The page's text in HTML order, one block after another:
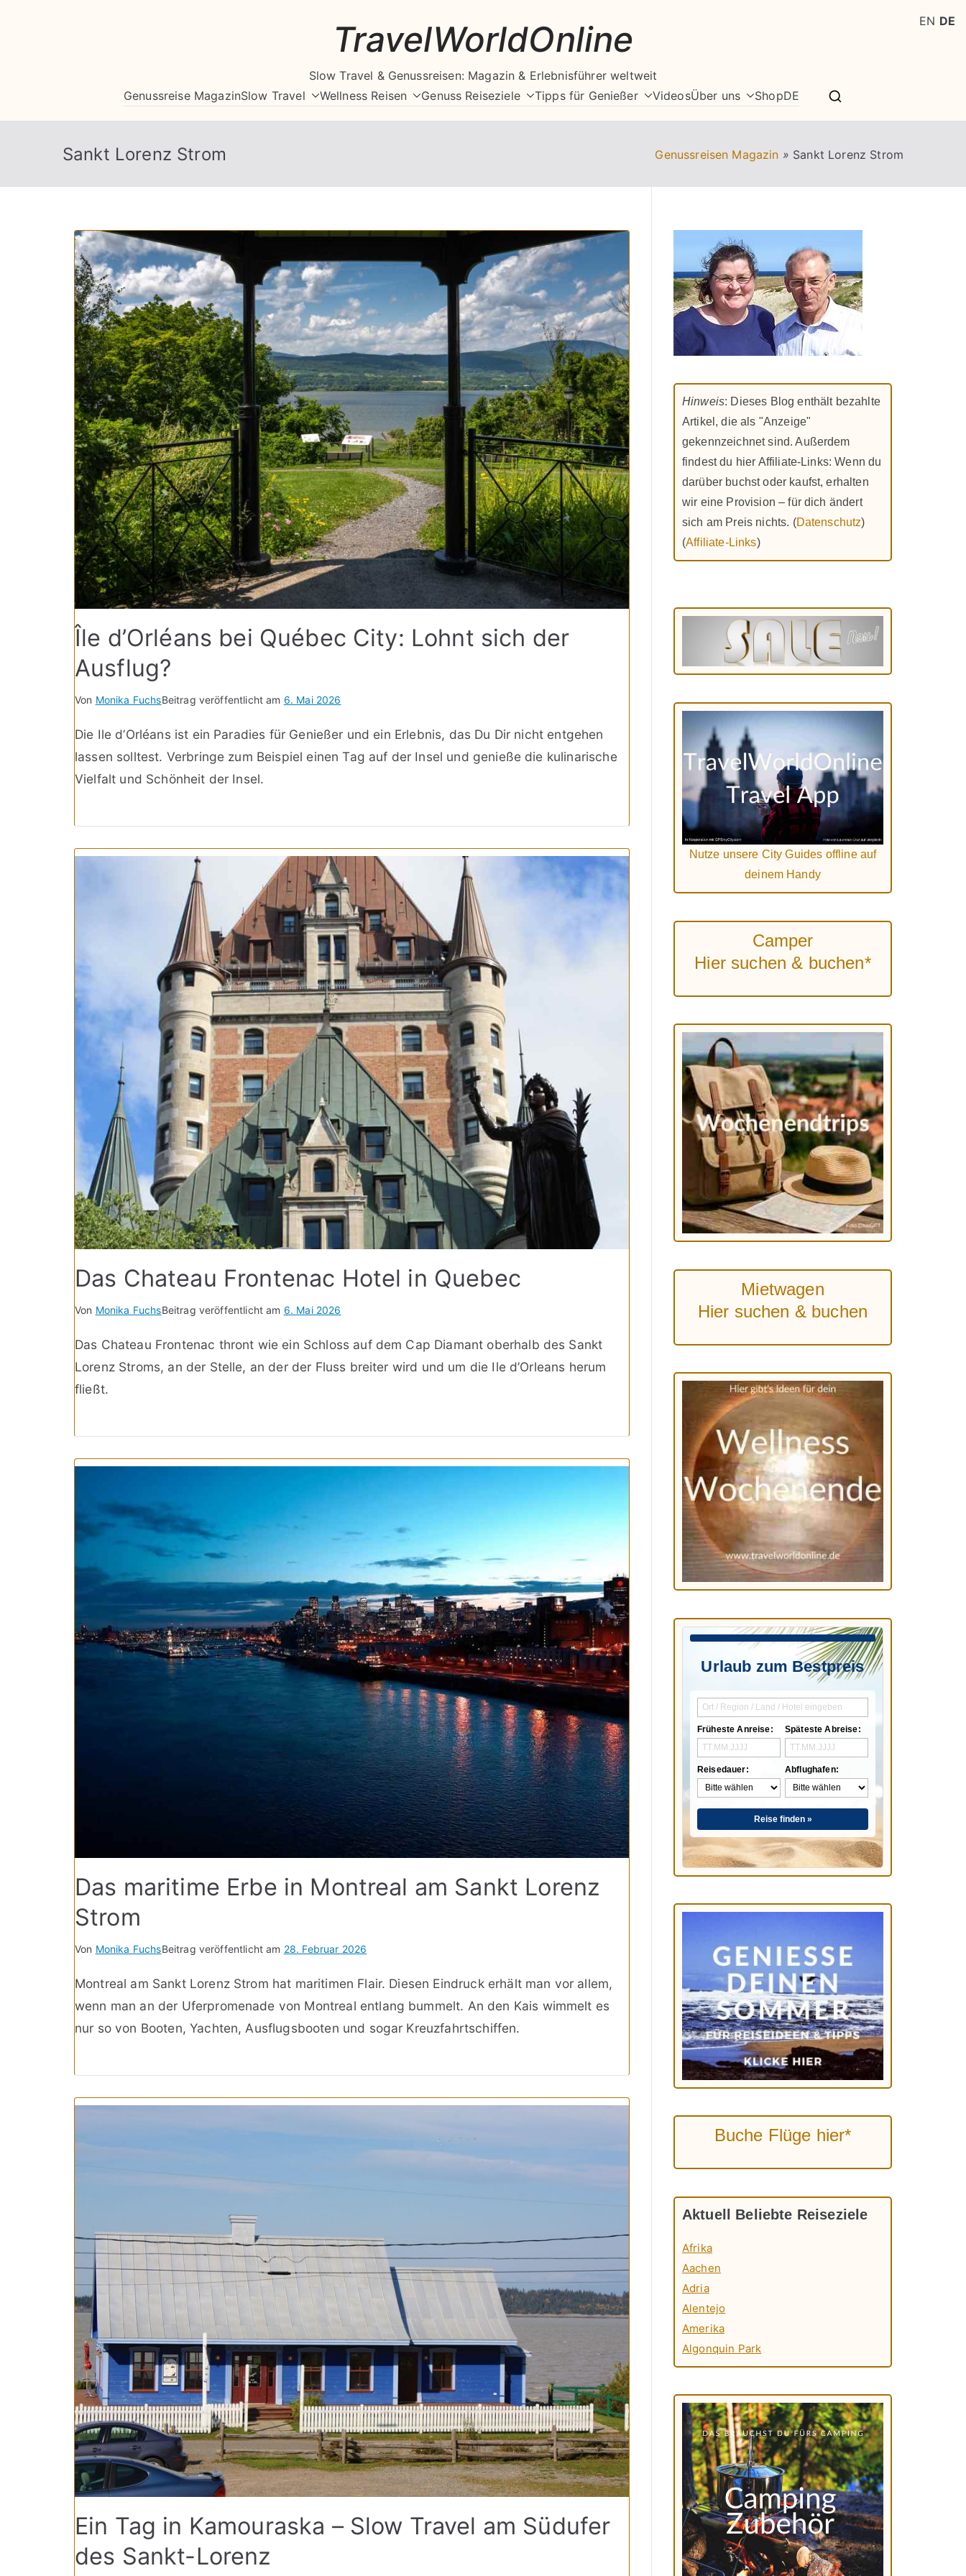
TravelWorldOnline
Slow Travel & Genussreisen: Magazin & Erlebnisführer weltweit
Genussreise MagazinSlow Travel Wellness Reisen Genuss Reiseziele Tipps für Genießer VideosÜber uns ShopDE
Sankt Lorenz Strom Genussreisen Magazin » Sankt Lorenz Strom
Île d’Orléans bei Québec City: Lohnt sich der
Ausflug?
Von Monika FuchsBeitrag veröffentlicht am 6. Mai 2026
Die Ile d’Orléans ist ein Paradies für Genießer und ein Erlebnis, das Du Dir nicht entgehen
lassen solltest. Verbringe zum Beispiel einen Tag auf der Insel und genieße die kulinarische
Vielfalt und Schönheit der Insel.
Das Chateau Frontenac Hotel in Quebec
Von Monika FuchsBeitrag veröffentlicht am 6. Mai 2026
Das Chateau Frontenac thront wie ein Schloss auf dem Cap Diamant oberhalb des Sankt
Lorenz Stroms, an der Stelle, an der der Fluss breiter wird und um die Ile d’Orleans herum
fließt.
Das maritime Erbe in Montreal am Sankt Lorenz
Strom
Von Monika FuchsBeitrag veröffentlicht am 28. Februar 2026
Montreal am Sankt Lorenz Strom hat maritimen Flair. Diesen Eindruck erhält man vor allem,
wenn man an der Uferpromenade von Montreal entlang bummelt. An den Kais wimmelt es
nur so von Booten, Yachten, Ausflugsbooten und sogar Kreuzfahrtschiffen.
Ein Tag in Kamouraska – Slow Travel am Südufer
des Sankt-Lorenz
Hinweis: Dieses Blog enthält bezahlte
Artikel, die als "Anzeige"
gekennzeichnet sind. Außerdem
findest du hier Affiliate-Links: Wenn du
darüber buchst oder kaufst, erhalten
wir eine Provision – für dich ändert
sich am Preis nichts. (Datenschutz)
(Affiliate-Links)
Nutze unsere City Guides offline auf
deinem Handy
Camper
Hier suchen & buchen*
Mietwagen
Hier suchen & buchen
Urlaub zum Bestpreis
Früheste Anreise:
Reisedauer:
Späteste Abreise:
Abflughafen:
Reise finden »
Buche Flüge hier*
Aktuell Beliebte Reiseziele
Afrika
Aachen
Adria
Alentejo
Amerika
Algonquin Park
EN DE